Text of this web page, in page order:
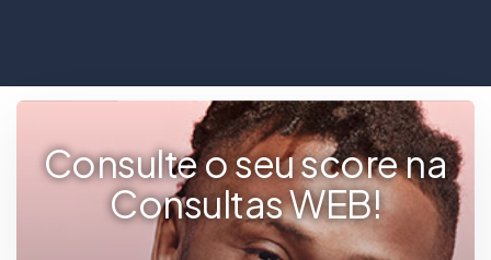
Consulte o seu score na
Consultas WEB!